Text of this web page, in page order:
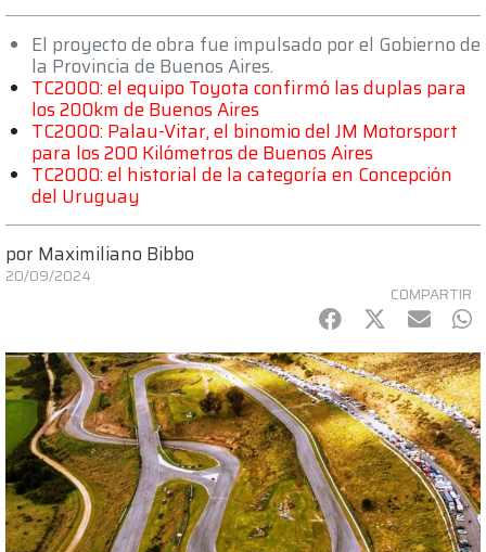
El proyecto de obra fue impulsado por el Gobierno de
la Provincia de Buenos Aires.
TC2000: el equipo Toyota confirmó las duplas para
los 200km de Buenos Aires
TC2000: Palau-Vitar, el binomio del JM Motorsport
para los 200 Kilómetros de Buenos Aires
TC2000: el historial de la categoría en Concepción
del Uruguay
por Maximiliano Bibbo
20/09/2024
COMPARTIR
Facebook
Twitter
mail